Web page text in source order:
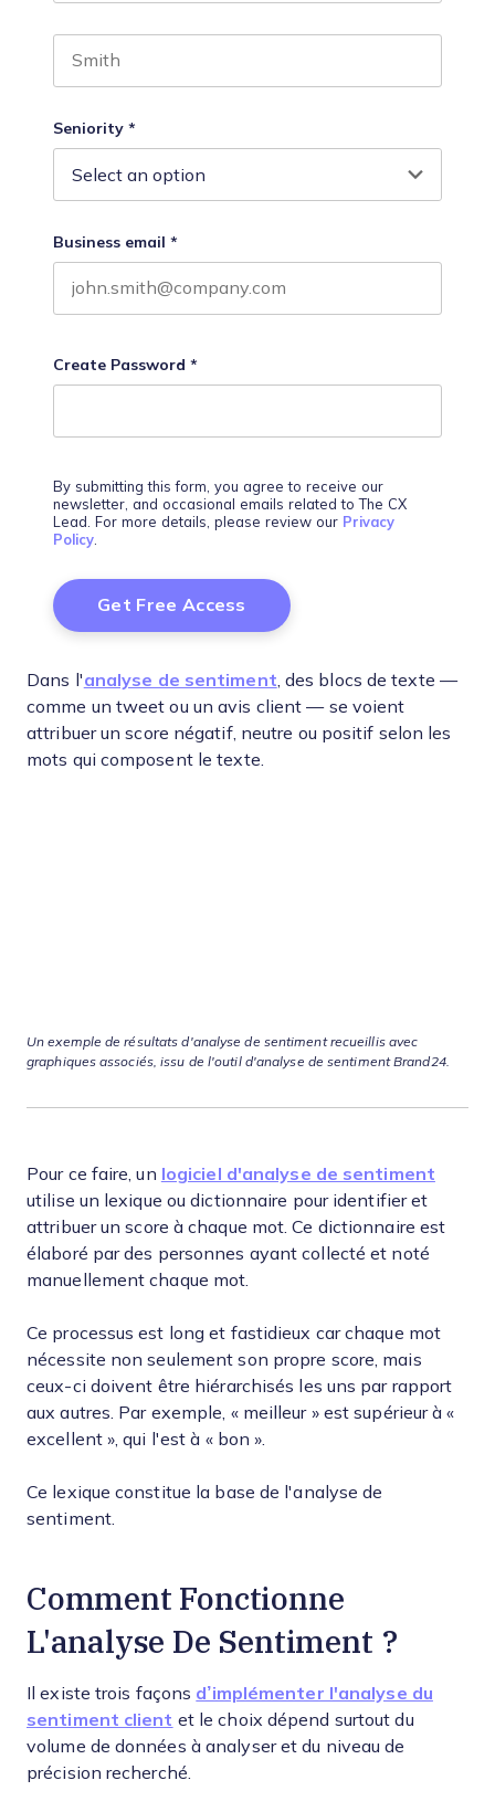
Seniority *
Business email *
Create Password *
By submitting this form, you agree to receive our
newsletter, and occasional emails related to The CX
Lead. For more details, please review our Privacy
Policy.
Dans l'analyse de sentiment , des blocs de texte —
comme un tweet ou un avis client — se voient
attribuer un score négatif, neutre ou positif selon les
mots qui composent le texte.
Un exemple de résultats d'analyse de sentiment recueillis avec
graphiques associés, issu de l'outil d'analyse de sentiment Brand24.
Pour ce faire, un logiciel d'analyse de sentiment
utilise un lexique ou dictionnaire pour identifier et
attribuer un score à chaque mot. Ce dictionnaire est
élaboré par des personnes ayant collecté et noté
manuellement chaque mot.
Ce processus est long et fastidieux car chaque mot
nécessite non seulement son propre score, mais
ceux-ci doivent être hiérarchisés les uns par rapport
aux autres. Par exemple, « meilleur » est supérieur à «
excellent », qui l'est à « bon ».
Ce lexique constitue la base de l'analyse de
sentiment.
Comment Fonctionne
L'analyse De Sentiment ?
Il existe trois façons d’implémenter l'analyse du
sentiment client et le choix dépend surtout du
volume de données à analyser et du niveau de
précision recherché.